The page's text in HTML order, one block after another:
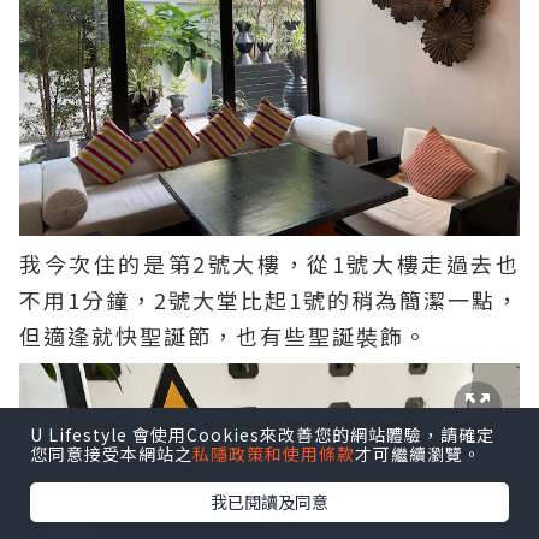
我今次住的是第2號大樓，從1號大樓走過去也
不用1分鐘，2號大堂比起1號的稍為簡潔一點，
但適逢就快聖誕節，也有些聖誕裝飾。
U Lifestyle 會使用Cookies來改善您的網站體驗，請確定
您同意接受本網站之私隱政策和使用條款才可繼續瀏覽。
我已閱讀及同意